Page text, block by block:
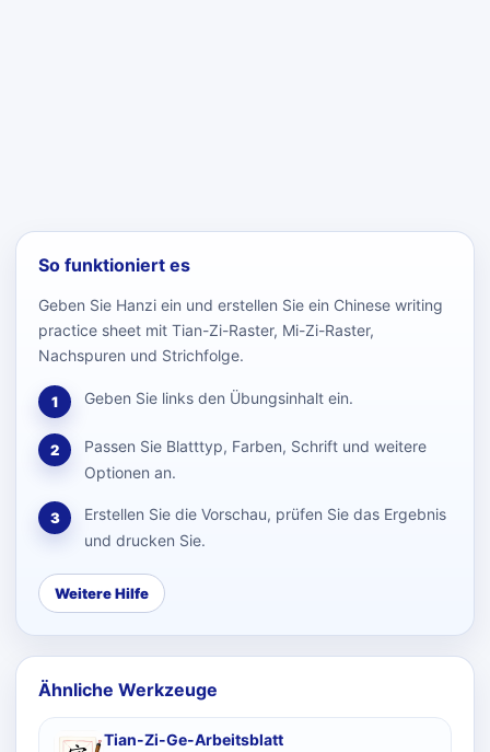
So funktioniert es
Geben Sie Hanzi ein und erstellen Sie ein Chinese writing
practice sheet mit Tian-Zi-Raster, Mi-Zi-Raster,
Nachspuren und Strichfolge.
1 Geben Sie links den Übungsinhalt ein.
2
Passen Sie Blatttyp, Farben, Schrift und weitere
Optionen an.
3
Erstellen Sie die Vorschau, prüfen Sie das Ergebnis
und drucken Sie.
Weitere Hilfe
Ähnliche Werkzeuge
Tian-Zi-Ge-Arbeitsblatt